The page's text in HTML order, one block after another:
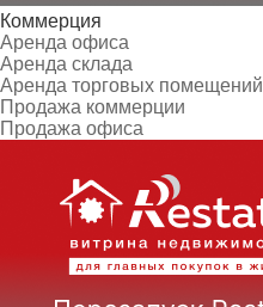
Коммерция
Аренда офиса
Аренда склада
Аренда торговых помещений
Продажа коммерции
Продажа офиса